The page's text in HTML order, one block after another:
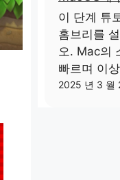
이 단계 튜
홈브리를
오. Mac의
빠르며 이
2025 년 3 월